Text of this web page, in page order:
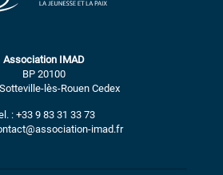
Association IMAD
BP 20100
lès-Rouen Cedex
: +33 9 83 31 33 73
imad.fr